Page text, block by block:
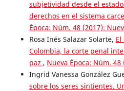
subjetividad desde el
derechos en el sistema
Época: Núm. 48 (2017):
Rosa Inés Salazar Solarte,
Colombia, la corte penal
paz , Nueva Época: Núm. 48
Ingrid Vanessa González
sobre los seres sintientes.